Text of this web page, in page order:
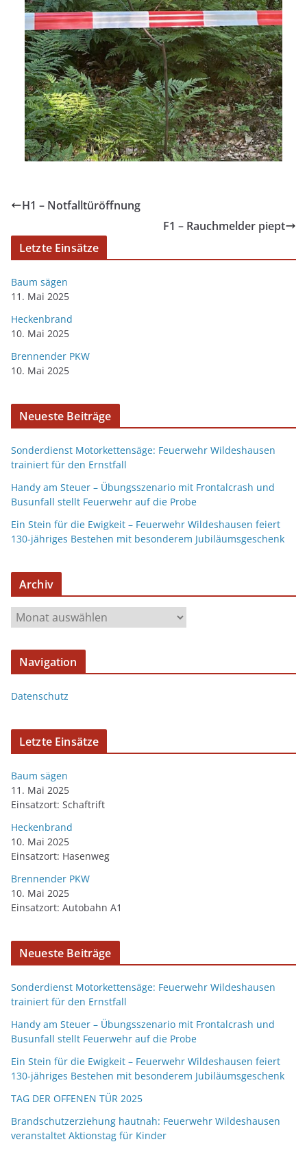
H1 – Notfalltüröffnung
F1 – Rauchmelder piept
Letzte Einsätze
Baum sägen
11. Mai 2025
Heckenbrand
10. Mai 2025
Brennender PKW
10. Mai 2025
Neueste Beiträge
Sonderdienst Motorkettensäge: Feuerwehr Wildeshausen
trainiert für den Ernstfall
Handy am Steuer – Übungsszenario mit Frontalcrash und
Busunfall stellt Feuerwehr auf die Probe
Ein Stein für die Ewigkeit – Feuerwehr Wildeshausen feiert
130-jähriges Bestehen mit besonderem Jubiläumsgeschenk
Archiv
Navigation
Datenschutz
Letzte Einsätze
Baum sägen
11. Mai 2025
Einsatzort: Schaftrift
Heckenbrand
10. Mai 2025
Einsatzort: Hasenweg
Brennender PKW
10. Mai 2025
Einsatzort: Autobahn A1
Neueste Beiträge
Sonderdienst Motorkettensäge: Feuerwehr Wildeshausen
trainiert für den Ernstfall
Handy am Steuer – Übungsszenario mit Frontalcrash und
Busunfall stellt Feuerwehr auf die Probe
Ein Stein für die Ewigkeit – Feuerwehr Wildeshausen feiert
130-jähriges Bestehen mit besonderem Jubiläumsgeschenk
TAG DER OFFENEN TÜR 2025
Brandschutzerziehung hautnah: Feuerwehr Wildeshausen
veranstaltet Aktionstag für Kinder